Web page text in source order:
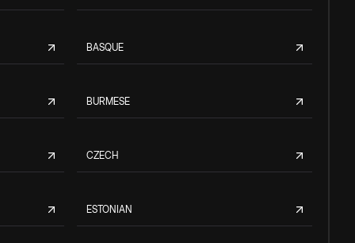
BASQUE
BURMESE
CZECH
ESTONIAN